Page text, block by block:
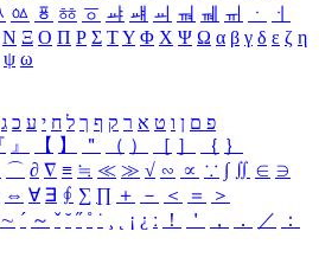
ㆃ ㆄ ㆅ ㆆ ㆇ ㆈ ㆉ ㆊ ㆋ ㆌ ㆍ
ㆎ
Ν Ξ Ο Π Ρ Σ ΤΥ Φ Χ Ψ Ω α β γ δ ε ζ η
ψ ω
פ ם ן ו ט א ר ק ף ך ל ח י ע כ ג
』 【 】 ＂ （ ） ［ ］ ｛ ｝
⌒ ∂ ∇ ≡ ≒ ≪ ≫ √ ∽ ∝ ∵ ∫ ∬ ∈ ∋
⇔ ∀ ∃ ∮ ∑ ∏ ＋ － ＜ ＝
＞
∼ ´ ～ ˇ ˘ ˝ ˚ ˙ ¸ ¡ ¿ ː ！ ＇ ， ． ／
：